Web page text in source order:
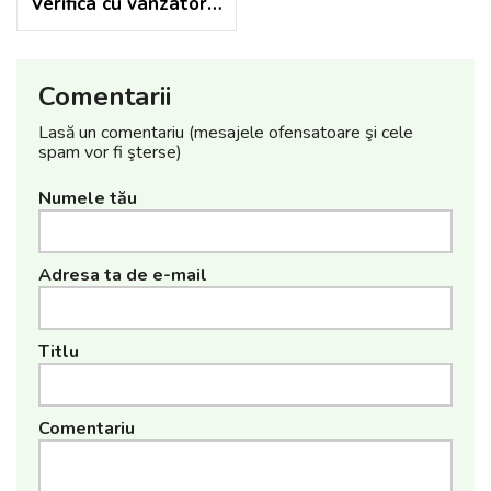
Comentarii
Lasă un comentariu (mesajele ofensatoare şi cele
spam vor fi şterse)
Numele tău
Adresa ta de e-mail
Titlu
Comentariu